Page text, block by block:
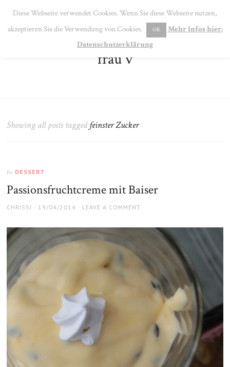
MENU
frau v
Showing all posts tagged feinster Zucker
In DESSERT
Passionsfruchtcreme mit Baiser
AUTHOR
CHRISSI
POSTED
19/04/2014 LEAVE A COMMENT
Diese Webseite verwendet Cookies. Wenn Sie diese Webseite nutzen,
akzeptieren Sie die Verwendung von Cookies.
OK
Mehr Infos hier:
Datenschutzerklärung